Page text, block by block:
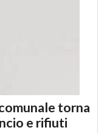
torna
e rifiuti